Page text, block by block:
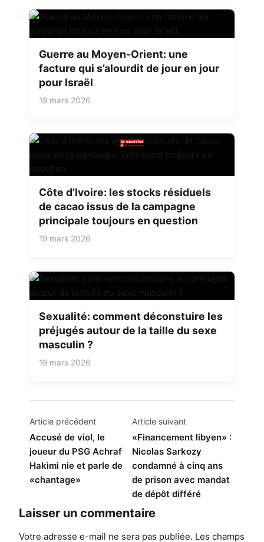
Guerre au Moyen-Orient: une
facture qui s’alourdit de jour en jour
pour Israël
19 mars 2026
Côte d’Ivoire: les stocks résiduels
de cacao issus de la campagne
principale toujours en question
19 mars 2026
Sexualité: comment déconstuire les
préjugés autour de la taille du sexe
masculin ?
19 mars 2026
Navigation
de
l’article
Article précédent
Accusé de viol, le
joueur du PSG Achraf
Hakimi nie et parle de
«chantage»
Article suivant
«Financement libyen» :
Nicolas Sarkozy
condamné à cinq ans
de prison avec mandat
de dépôt différé
Laisser un commentaire
Votre adresse e-mail ne sera pas publiée. Les champs